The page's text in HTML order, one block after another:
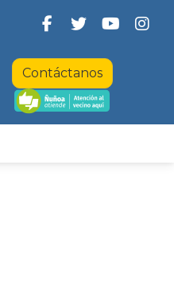
Contáctanos